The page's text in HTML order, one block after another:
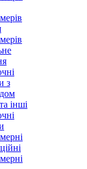
з
інші